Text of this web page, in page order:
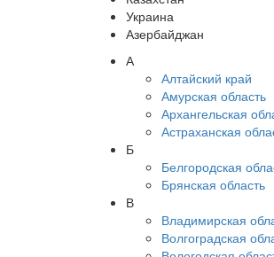
Украина
Азербайджан
А
Алтайский край
Амурская область
Архангельская
Астраханская
Б
Белгородская
Брянская область
В
Владимирская
Волгоградская